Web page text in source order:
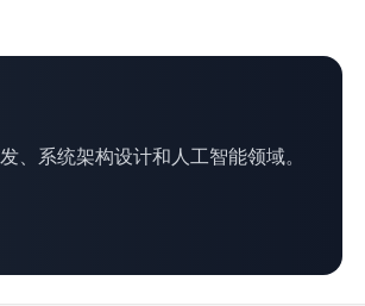
系统架构设计和人工智能领域。